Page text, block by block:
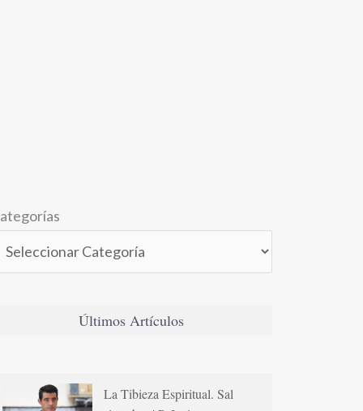
Últimos Artículos
La Tibieza Espiritual. Sal